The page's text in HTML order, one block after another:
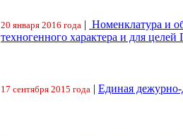
20 января 2016 года | Номенклатура и
техногенного характера и для целей
17 сентября 2015 года | Единая